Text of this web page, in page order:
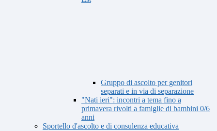
Gruppo di ascolto per genitori
separati e in via di separazione
"Nati ieri": incontri a tema fino a
primavera rivolti a famiglie di bambini 0/6
anni
Sportello d'ascolto e di consulenza educativa